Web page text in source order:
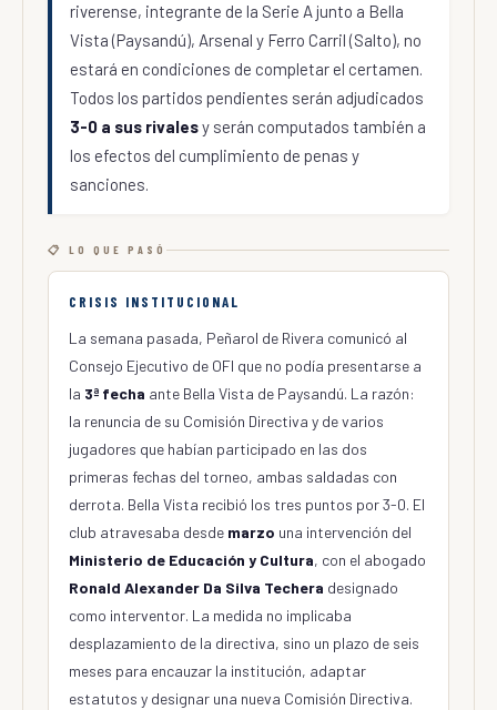
riverense, integrante de la Serie A junto a Bella
Vista (Paysandú), Arsenal y Ferro Carril (Salto), no
estará en condiciones de completar el certamen.
Todos los partidos pendientes serán adjudicados
3-0 a sus rivalesy serán computados también a
los efectos del cumplimiento de penas y
sanciones.
📋 LO QUE PASÓ
CRISIS INSTITUCIONAL
La semana pasada, Peñarol de Rivera comunicó al
Consejo Ejecutivo de OFI que no podía presentarse a
la 3ª fecha ante Bella Vista de Paysandú. La razón:
la renuncia de su Comisión Directiva y de varios
jugadores que habían participado en las dos
primeras fechas del torneo, ambas saldadas con
derrota. Bella Vista recibió los tres puntos por 3-0. El
club atravesaba desde marzo una intervención del
Ministerio de Educación y Cultura, con el abogado
Ronald Alexander Da Silva Techera designado
como interventor. La medida no implicaba
desplazamiento de la directiva, sino un plazo de seis
meses para encauzar la institución, adaptar
estatutos y designar una nueva Comisión Directiva.